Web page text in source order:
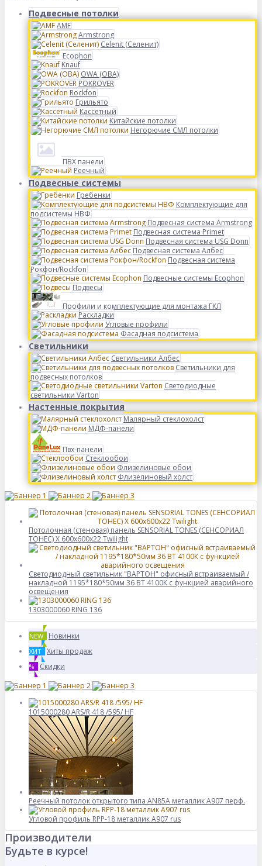
Подвесные потолки
AMF
Armstrong
Celenit (Селенит)
Ecophon
Knauf
OWA (ОВА)
POKROVER
Rockfon
Грильято
Кассетный
Китайские потолки
Негорючие СМЛ потолки
ПВХ панели
Реечный
Подвесные системы
Гребенки
Комплектующие для
подсистемы НВФ
Подвесная система Armstrong
Подвесная система Primet
Подвесная система USG Donn
Подвесная система Албес
Подвесная система
Рокфон/Rockfon
Подвесные системы Ecophon
Подвесы
Профили и комплектующие для монтажа ГКЛ
Раскладки
Угловые профили
Фасадная подсистема
Светильники
Светильники Албес
Светильники для
подвесных потолков
Светодиодные
светильники Varton
Настенные покрытия
Малярный стеклохолст
МДФ-панели
Пвх-панели
Стеклообои
Флизелиновые обои
Флизелиновый холст
Потолочная (стеновая) панель SENSORIAL TONES (СЕНСОРИАЛ
ТОНЕС) X 600x600x22 Twilight
Светодиодный светильник "ВАРТОН" офисный встраиваемый /
накладной 1195*180*50мм 36 ВТ 4100К с функцией аварийного
освещения
1303000060 RING 136
NEW Новинки
ХИТ Хиты продаж
% Скидки
1015000280 ARS/R 418 /595/ HF
Реечный потолок открытого типа AN85A металлик А907 перф.
Угловой профиль RPP-18 металлик А907 rus
Производители
Будьте в курсе!